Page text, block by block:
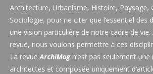
Architecture, Urbanisme, Histoire, Paysage,
Sociologie, pour ne citer que l’essentiel des
une vision particulière de notre cadre de
revue, nous voulons permettre à ces
La revue ArchiMag n’est pas seulement
architectes et composée uniquement